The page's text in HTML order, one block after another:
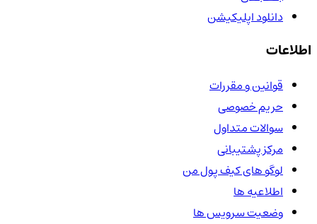
دانلود اپلیکیشن
اطلاعات
قوانین و مقررات
حریم خصوصی
سوالات متداول
مرکز پشتیبانی
لوگو های کیف پول من
اطلاعیه ها
وضعیت سرویس ها